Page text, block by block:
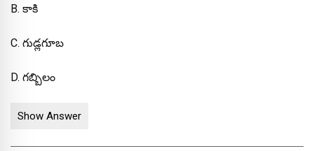
B. కాకి
C. గుడ్లగూబ
D. గబ్బిలం
Show Answer